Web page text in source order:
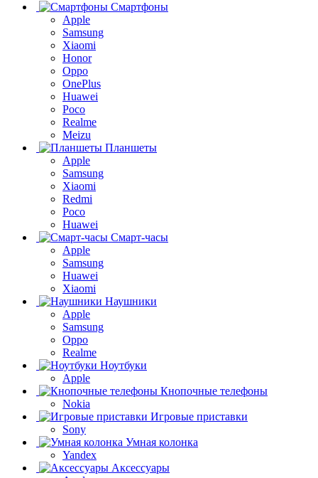
Смартфоны
Apple
Samsung
Xiaomi
Honor
Oppo
OnePlus
Huawei
Poco
Realme
Meizu
Планшеты
Apple
Samsung
Xiaomi
Redmi
Poco
Huawei
Смарт-часы
Apple
Samsung
Huawei
Xiaomi
Наушники
Apple
Samsung
Oppo
Realme
Ноутбуки
Apple
Кнопочные телефоны
Nokia
Игровые приставки
Sony
Умная колонка
Yandex
Аксессуары